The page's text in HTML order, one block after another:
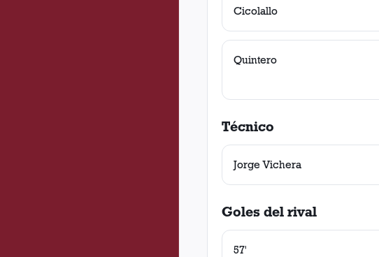
Cicolallo
Quintero
Técnico
Jorge Vichera
Goles del rival
57'